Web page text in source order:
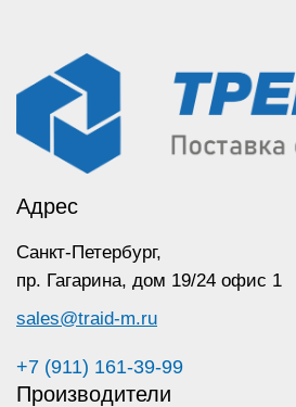
Адрес
Санкт-Петербург,
пр. Гагарина, дом 19/24 офис 1
sales@traid-m.ru
+7 (911) 161-39-99
Производители